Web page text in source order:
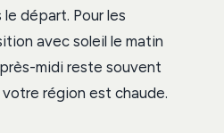
départ. Pour les
avec soleil le matin
midi reste souvent
région est chaude.